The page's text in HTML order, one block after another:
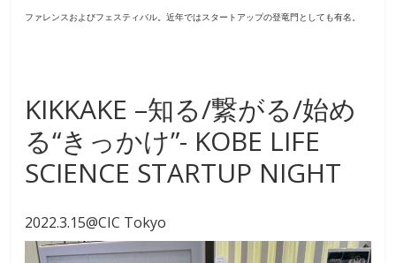
ファレンスおよびフェスティバル。近年ではスタートアップの登竜門としても有名。
KIKKAKE –知る/繋がる/始め
る“きっかけ”- KOBE LIFE
SCIENCE STARTUP NIGHT
2022.3.15@CIC Tokyo